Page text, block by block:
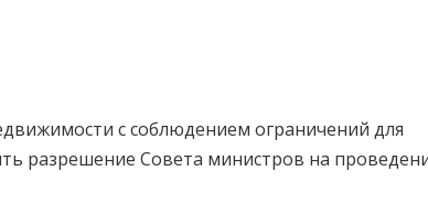
с соблюдением ограничений для
разрешение Совета министров на